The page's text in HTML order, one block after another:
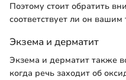
Поэтому стоит обратить
соответствует ли он
Экзема и дерматит
Экзема и дерматит также
когда речь заходит об